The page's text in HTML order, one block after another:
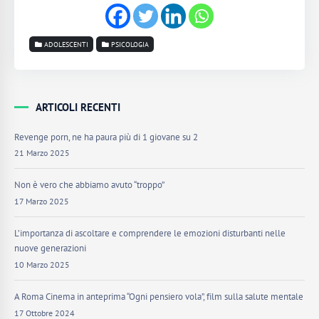
ADOLESCENTI PSICOLOGIA
ARTICOLI RECENTI
Revenge porn, ne ha paura più di 1 giovane su 2
21 Marzo 2025
Non è vero che abbiamo avuto “troppo”
17 Marzo 2025
L’importanza di ascoltare e comprendere le emozioni disturbanti nelle
nuove generazioni
10 Marzo 2025
A Roma Cinema in anteprima “Ogni pensiero vola”, film sulla salute mentale
17 Ottobre 2024